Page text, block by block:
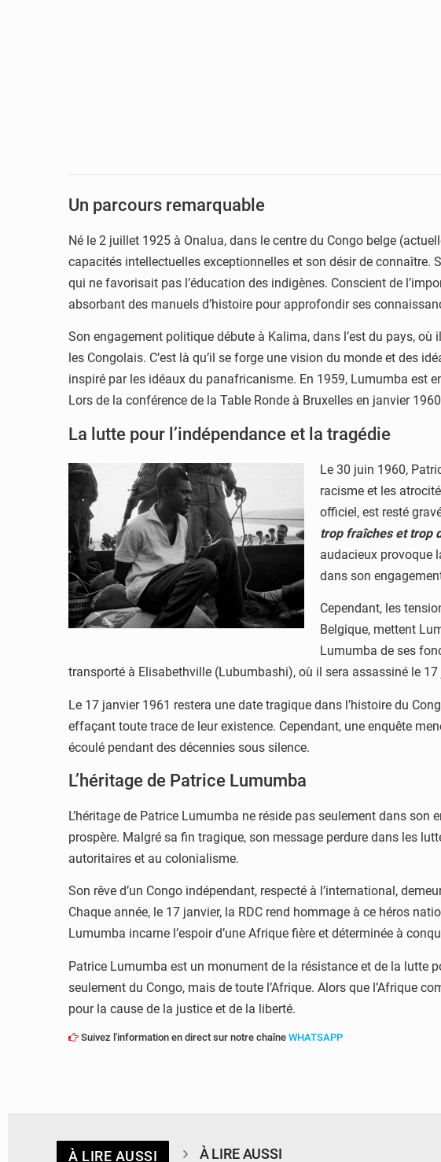
Un parcours remarquable
Né le 2 juillet 1925 à Onalua, dans le centre du Congo belge
capacités intellectuelles exceptionnelles et son désir de
qui ne favorisait pas l’éducation des indigènes. Conscient de
absorbant des manuels d’histoire pour approfondir ses
Son engagement politique débute à Kalima, dans l’est du pays,
les Congolais. C’est là qu’il se forge une vision du monde et des
inspiré par les idéaux du panafricanisme. En 1959, Lumumba est
Lors de la conférence de la Table Ronde à Bruxelles en janvier
La lutte pour l’indépendance et la tragédie
Le 30 juin 1960,
racisme et les
officiel, est resté
trop fraîches et trop
audacieux provoque
dans son
Cependant, les
Belgique, mettent
Lumumba de ses
transporté à Elisabethville (Lubumbashi), où il sera assassiné le
Le 17 janvier 1961 restera une date tragique dans l’histoire du
effaçant toute trace de leur existence. Cependant, une enquête
écoulé pendant des décennies sous silence.
L’héritage de Patrice Lumumba
L’héritage de Patrice Lumumba ne réside pas seulement dans
prospère. Malgré sa fin tragique, son message perdure dans les
autoritaires et au colonialisme.
Son rêve d’un Congo indépendant, respecté à l’international,
Chaque année, le 17 janvier, la RDC rend hommage à ce héros
Lumumba incarne l’espoir d’une Afrique fière et déterminée à
Patrice Lumumba est un monument de la résistance et de la lutte
seulement du Congo, mais de toute l’Afrique. Alors que l’Afrique
pour la cause de la justice et de la liberté.
Suivez l'information en direct sur notre chaîne WHATSAPP
À LIRE AUSSI À LIRE AUSSI